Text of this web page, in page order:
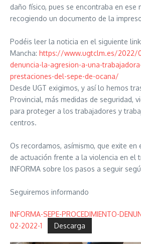
daño físico, pues se encontraba en ese
recogiendo un documento de la
Podéis leer la noticia en el siguiente
Mancha: https://www.ugtclm.es/
denuncia-la-agresion-a-una-
prestaciones-del-sepe-de-ocana/
Desde UGT exigimos, y así lo hemos
Provincial, más medidas de seguridad,
para proteger a los trabajadores y
centros.
Os recordamos, asímismo, que exite en
de actuación frente a la violencia en el
INFORMA sobre los pasos a seguir
Seguiremos informando
INFORMA-SEPE-PROCEDIMIENTO-
02-2022-1
Descarga